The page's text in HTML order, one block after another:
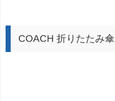
COACH 折りたたみ傘